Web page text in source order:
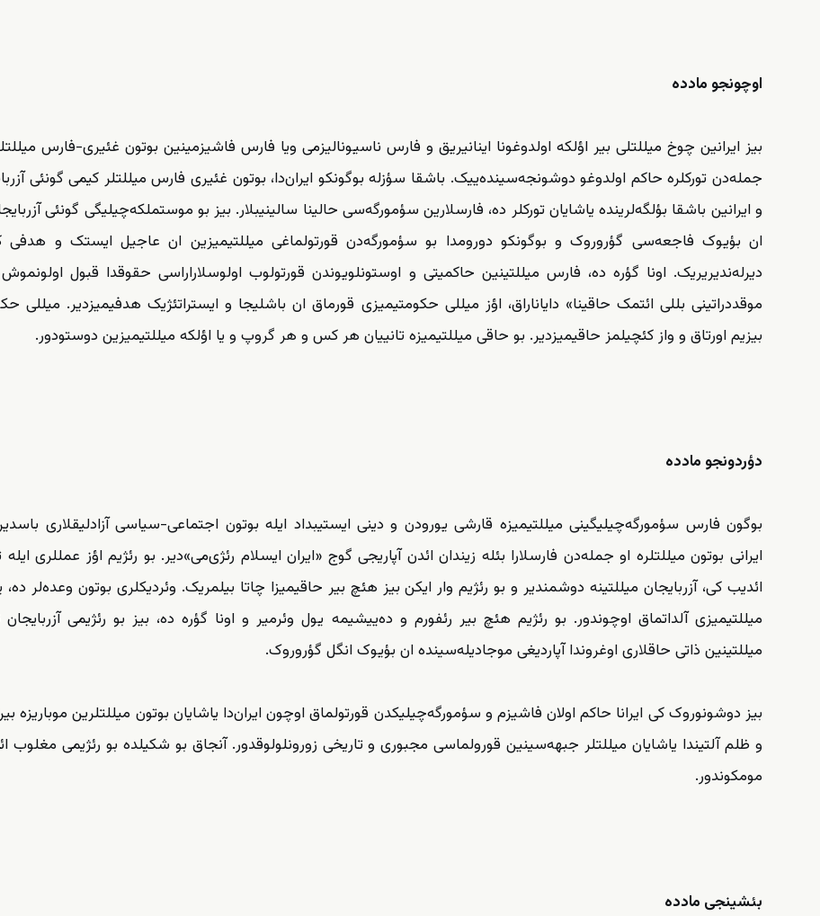
اوچونجو مادده
بیز ایرانین چوخ میللتلی بیر اؤلکه اولدوغونا اینانیریق و فارس ناسیونالیزمی ویا فارس فاشیزمینین بوتون غئیری-فارس
جمله‌دن تورکلره حاکم اولدوغو دوشونجه‌سینده‌ییک. باشقا سؤزله بوگونکو ایران‌دا، بوتون غئیری فارس میللتلر کیمی گونئی
و ایرانین باشقا بؤلگه‌لرینده یاشایان تورکلر ده، فارسلارین سؤمورگه‌سی حالینا سالینیبلار. بیز بو موستملکه‌چیلیگی گونئی
ان بؤیوک فاجعه‌سی گؤروروک و بوگونکو دورومدا بو سؤمورگه‌دن قورتولماغی میللتیمیزین ان عاجیل ایستک و هدفی
دیرله‌ندیریریک. اونا گؤره ده، فارس میللتینین حاکمیتی و اوستونلویوندن قورتولوب اولوسلاراراسی حقوقدا قبول اولونموش
موقددراتینی بللی ائتمک حاقینا» دایاناراق، اؤز میللی حکومتیمیزی قورماق ان باشلیجا و ایستراتئژیک هدفیمیزدیر. میللی
بیزیم اورتاق و واز کئچیلمز حاقیمیزدیر. بو حاقی میللتیمیزه تانییان هر کس و هر گروپ و یا اؤلکه میللتیمیزین دوستودور.
دؤردونجو مادده
بوگون فارس سؤمورگه‌چیلیگینی میللتیمیزه قارشی یورودن و دینی ایستیبداد ایله بوتون اجتماعی-سیاسی آزادلیقلاری
ایرانی بوتون میللتلره او جمله‌دن فارسلارا بئله زیندان ائد‌ن آپاریجی گوج «ایران ایسلام رئژی‌می»دیر. بو رئژیم اؤز عمللری
ائدیب کی، آزربایجان میللتینه دوشمندیر و بو رئژیم وار ایکن بیز هئچ بیر حاقیمیزا چاتا بیلمریک. وئردیکلری بوتون وعده‌لر ده،
میللتیمیزی آلداتماق اوچوندور. بو رئژیم هئچ بیر رئفورم و ده‌ییشیمه یول وئرمیر و اونا گؤره ده، بیز بو رئژیمی
میللتینین ذاتی حاقلاری اوغروندا آپاردیغی موجادیله‌سینده ان بؤیوک انگل گؤروروک.
بیز دوشونوروک کی ایرانا حاکم اولان فاشیزم و سؤمورگه‌چیلیکدن قورتولماق اوچون ایران‌دا یاشایان بوتون میللتلرین موباریزه
و ظلم آلتیندا یاشایان میللتلر جبهه‌سینین قورولماسی مجبوری و تاریخی زورونلولوقدور. آنجاق بو شکیلده بو رئژیمی مغلوب
مومکوندور.
بئشینجی مادده